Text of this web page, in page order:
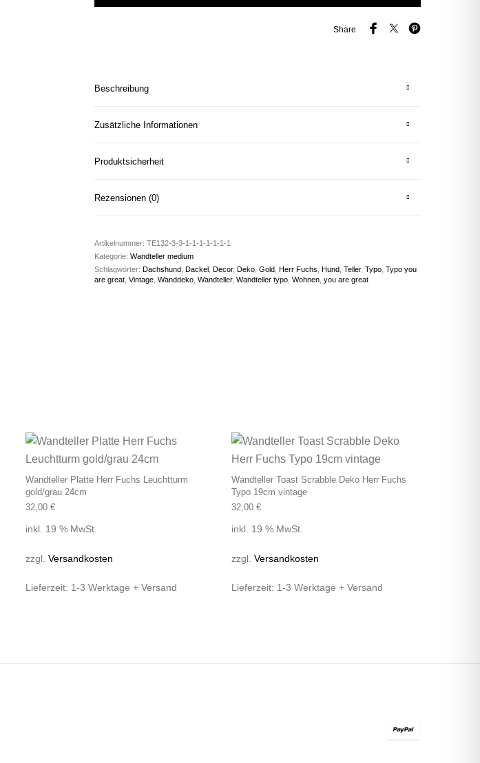
Share
Beschreibung
Zusätzliche Informationen
Produktsicherheit
Rezensionen (0)
Artikelnummer: TE132-3-3-1-1-1-1-1-1-1
Kategorie: Wandteller medium
Schlagwörter: Dachshund, Dackel, Decor, Deko, Gold, Herr Fuchs Hund, Teller, Typo, Typo you
are great, Vintage, Wanddeko, Wandteller, Wandteller typo, Wohnen, you are great
Wandteller Platte Herr Fuchs Leuchtturm
gold/grau 24cm
32,00 €
inkl. 19 % MwSt.
zzgl. Versandkosten
Lieferzeit: 1-3 Werktage + Versand
Wandteller Toast Scrabble Deko Herr Fuchs
Typo 19cm vintage
32,00 €
inkl. 19 % MwSt.
zzgl. Versandkosten
Lieferzeit: 1-3 Werktage + Versand